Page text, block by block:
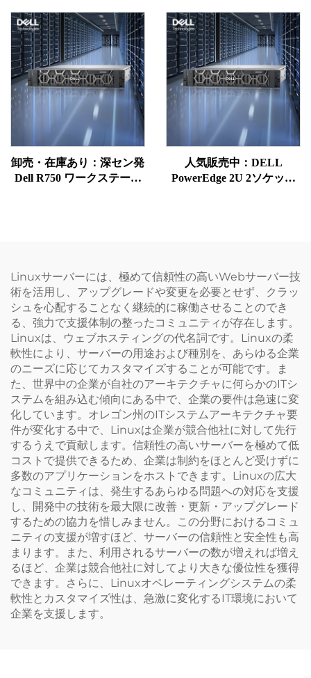
2U ラックサーバー
R770（1U／2Uラック型コ
ンピュータ）、NAS、クラ
ウドストレージ、Intel
ERPサーバー
卸売・在庫あり：深セン発
Dell R750 ワークステーシ
人気販売中：DELL
PowerEdge 2U 2ソケット
Linuxサーバーには、極めて信頼性の高いWebサーバー技
術を活用し、アップグレードや変更を必要とせず、クラッ
シュを心配することなく継続的に稼働させることのでき
る、強力で支援体制の整ったコミュニティが存在します。
Linuxは、ウェブホスティングの代名詞です。Linuxの柔
軟性により、サーバーの用途および種別を、あらゆる企業
のニーズに応じてカスタマイズすることが可能です。ま
た、世界中の企業が自社のアーキテクチャに何らかのITシ
ステムを組み込む傾向にある中で、企業の要件は急速に変
化しています。オレゴン州のITシステムアーキテクチャ要
件が変化する中で、Linuxは企業が競合他社に対して先行
するうえで貢献します。信頼性の高いサーバーを極めて低
コストで提供できるため、企業は制約をほとんど受けずに
多数のアプリケーションをホストできます。Linuxの広大
なコミュニティは、発生するあらゆる問題への対応を支援
し、開発中の技術を最大限に改善・更新・アップグレード
するための協力を惜しみません。この分野におけるコミュ
ニティの支援が増すほど、サーバーの信頼性と安全性も高
まります。また、利用されるサーバーの数が増えれば増え
るほど、企業は競合他社に対してより大きな優位性を獲得
できます。さらに、Linuxオペレーティングシステムの柔
軟性とカスタマイズ性は、急激に変化するIT環境において
企業を支援します。